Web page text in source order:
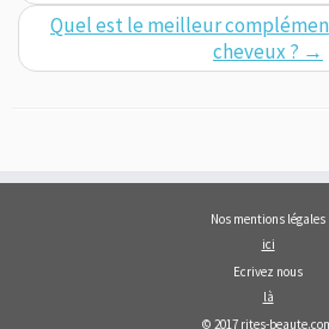
Quel est le meilleur
cheveux ? →
Nos mentions légales
ici
Ecrivez nous
là
© 2017 rites-